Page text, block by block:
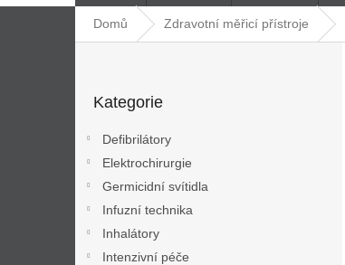
Domů Zdravotní měřicí přístroje
kategorie
Kategorie
Defibrilátory
Elektrochirurgie
Germicidní svítidla
Infuzní technika
Inhalátory
Intenzivní péče